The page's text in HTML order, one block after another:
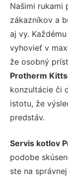
Našimi rukami
zákazníkov a
aj vy.
vyhovieť v
že osobný
Protherm
konzultácie či
istotu, že
predstáv.
Servis kotlov
podobe
ste na